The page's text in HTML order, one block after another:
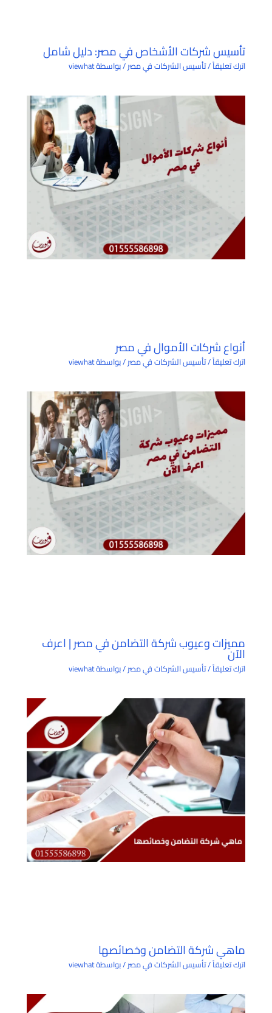
تأسيس شركات الأشخاص في مصر: دليل شامل
اترك تعليقاً/تأسيس الشركات في مصر/ بواسطةviewhat
أنواع شركات الأموال في مصر
اترك تعليقاً/تأسيس الشركات في مصر/ بواسطةviewhat
مميزات وعيوب شركة التضامن في مصر | اعرف
الآن
اترك تعليقاً/تأسيس الشركات في مصر/ بواسطةviewhat
ماهي شركة التضامن وخصائصها
اترك تعليقاً/تأسيس الشركات في مصر/ بواسطةviewhat